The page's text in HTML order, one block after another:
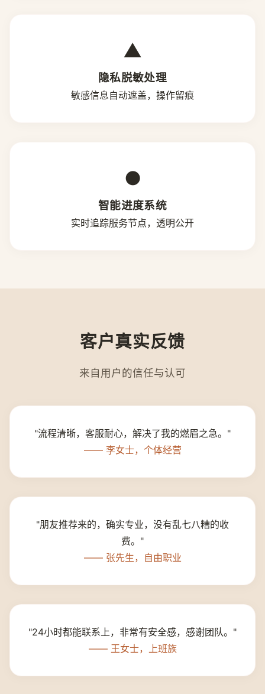
▲
隐私脱敏处理
敏感信息自动遮盖，操作留痕
●
智能进度系统
实时追踪服务节点，透明公开
客户真实反馈
来自用户的信任与认可
"流程清晰，客服耐心，解决了我的燃眉之急。"
—— 李女士，个体经营
"朋友推荐来的，确实专业，没有乱七八糟的收
费。"
—— 张先生，自由职业
"24小时都能联系上，非常有安全感，感谢团队。"
—— 王女士，上班族